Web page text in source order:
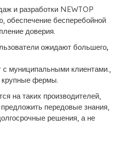
и разработки NEWTOP
обеспечение бесперебойной
доверия.
ожидают большего,
муниципальными клиентами.,
крупные фермы.
на таких производителей,
передовые знания,
решения, а не